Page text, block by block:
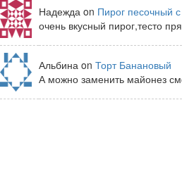
Надежда on Пирог песочный
очень вкусный пирог,тесто
Альбина on Торт Банановый
А можно заменить майонез